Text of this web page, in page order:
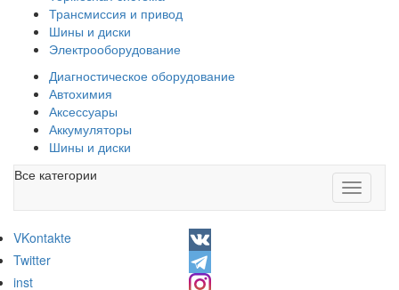
Трансмиссия и привод
Шины и диски
Электрооборудование
Диагностическое оборудование
Автохимия
Аксессуары
Аккумуляторы
Шины и диски
Toggle
Все категории
VKontakte
Twitter
inst